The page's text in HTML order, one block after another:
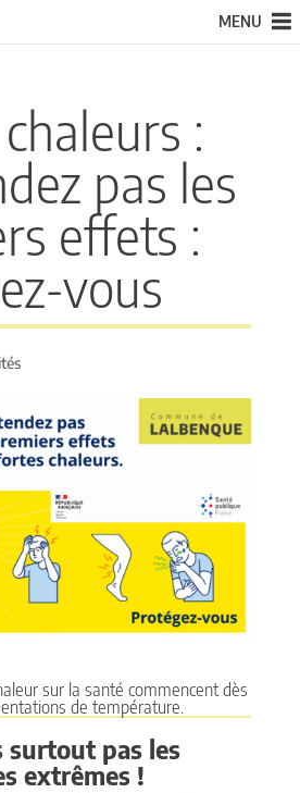
MENU
:
pas les
effets :
vous
sur la santé commencent dès
de température.
surtout pas les
extrêmes !